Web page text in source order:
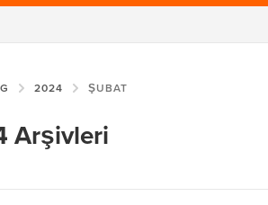
2024 ŞUBAT
Arşivleri